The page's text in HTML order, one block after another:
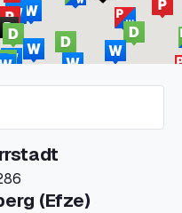
(Efze)